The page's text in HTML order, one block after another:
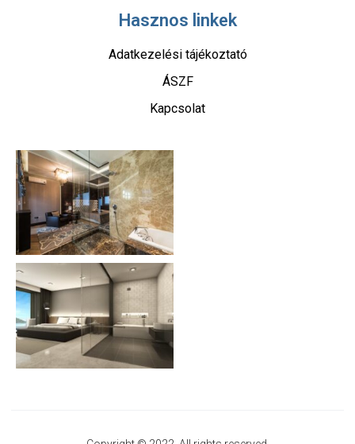
Hasznos linkek
Adatkezelési tájékoztató
ÁSZF
Kapcsolat